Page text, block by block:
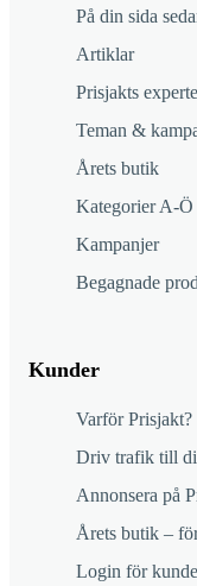
På din sida
Artiklar
Prisjakts
Teman &
Årets butik
Kategorier A-Ö
Kampanjer
Begagnade
Kunder
Varför Prisjakt?
Driv trafik till
Annonsera på
Årets butik –
Login för